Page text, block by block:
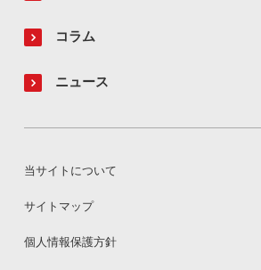
コラム
ニュース
当サイトについて
サイトマップ
個人情報保護方針